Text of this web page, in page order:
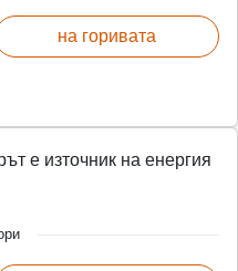
на горивата
е източник на енергия